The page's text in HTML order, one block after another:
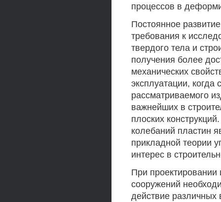
процессов в
Постоянное
требования к
твердого тела и
получения более
механических
эксплуатации, когда
рассматриваемого
важнейших в
плоских
колебаний пластин
прикладной теории
интерес в
При проектировании
сооружений
действие различных